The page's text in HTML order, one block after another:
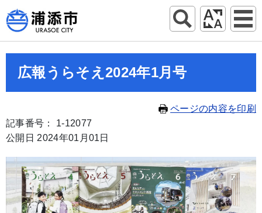
広報うらそえ2024年1月号
ページの内容を印刷
記事番号： 1-12077
公開日 2024年01月01日